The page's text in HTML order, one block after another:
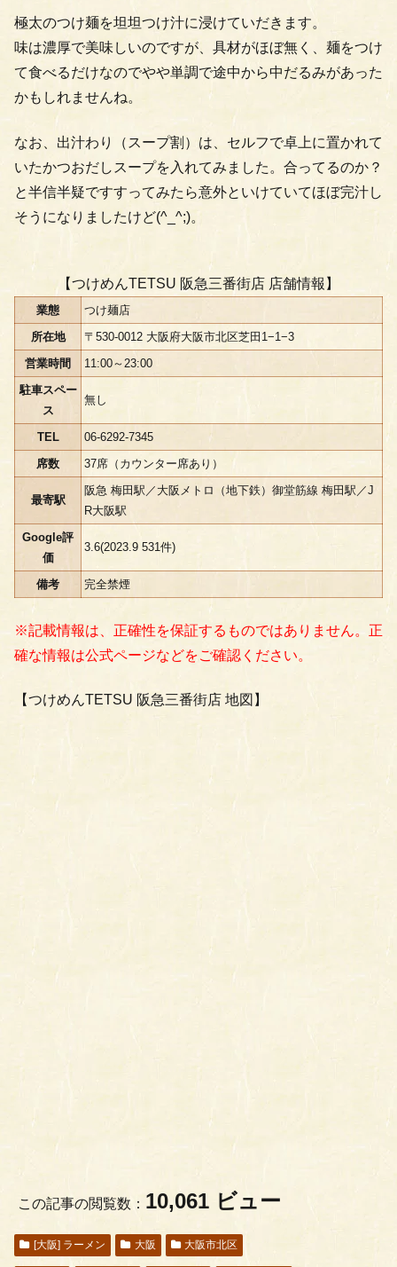
極太のつけ麺を坦坦つけ汁に浸けていだきます。
味は濃厚で美味しいのですが、具材がほぼ無く、麺をつけ
て食べるだけなのでやや単調で途中から中だるみがあった
かもしれませんね。
なお、出汁わり（スープ割）は、セルフで卓上に置かれて
いたかつおだしスープを入れてみました。合ってるのか？
と半信半疑ですすってみたら意外といけていてほぼ完汁し
そうになりましたけど(^_^;)。
【つけめんTETSU 阪急三番街店 店舗情報】
業態
つけ麺店
所在地
〒530-0012 大阪府大阪市北区芝田1−1−3
営業時間
11:00～23:00
駐車スペー
ス
無し
TEL
06-6292-7345
席数
37席（カウンター席あり）
最寄駅
阪急 梅田駅／大阪メトロ（地下鉄）御堂筋線 梅田駅／J
R大阪駅
Google評
価
3.6(2023.9 531件)
備考 完全禁煙
※記載情報は、正確性を保証するものではありません。正
確な情報は公式ページなどをご確認ください。
【つけめんTETSU 阪急三番街店 地図】
この記事の閲覧数： 10,061 ビュー
[大阪] ラーメン 大阪 大阪市北区